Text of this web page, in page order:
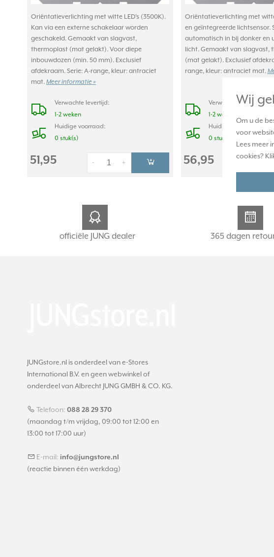
Wij
Om u de
voor
Lees meer
cookies?
Oriëntatieverlichting met witte LED's (3500K).
Kan via een externe schakelaar worden
geschakeld. Gemaakt van slagvast,
thermoplast (mat gelakt). Voor diepe
inbouwdozen (min. 50 mm). Exclusief
afdekraam. Serie: A-range, kleur: antraciet
mat. Meer informatie »
Verwachte levertijd:
1-2 weken
Huidige voorraad:
0 stuk(s)
51,95 +
-
Oriëntatieverlichting met
en geïntegreerde lichtsensor.
automatisch in bij donker en
licht. Gemaakt van slagvast,
(mat gelakt). Exclusief
range, kleur: antraciet mat.
Verwachte levertijd:
1-2 weken
Huidige voorraad:
0 stuk(s)
56,95
officiële JUNG dealer 365 dagen
JUNGstore.nl is onderdeel van e-Stores
International B.V. en geen webwinkel of
onderdeel van Albrecht JUNG GMBH & CO. KG.
Telefoon: 088 28 29 370
(maandag t/m vrijdag, 09:00 tot 12:00 en
13:00 tot 17:00 uur)
E-mail: info@jungstore.nl
(reactie binnen één werkdag)